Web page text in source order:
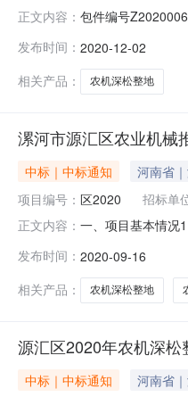
正文内容： 包件编号
合同内容
发布时间： 2020-12-02
相关产品：
农机深松整地
漯河市源汇区农业机械
中标｜中标通知
河南省
项目编号： 区2020 招标单
正文内容： 一、项目基本情况
元/亩序号名称服
厘米
发布时间： 2020-09-16
相关产品：
农机深松整地
源汇区2020年农机深
中标｜中标通知
河南省